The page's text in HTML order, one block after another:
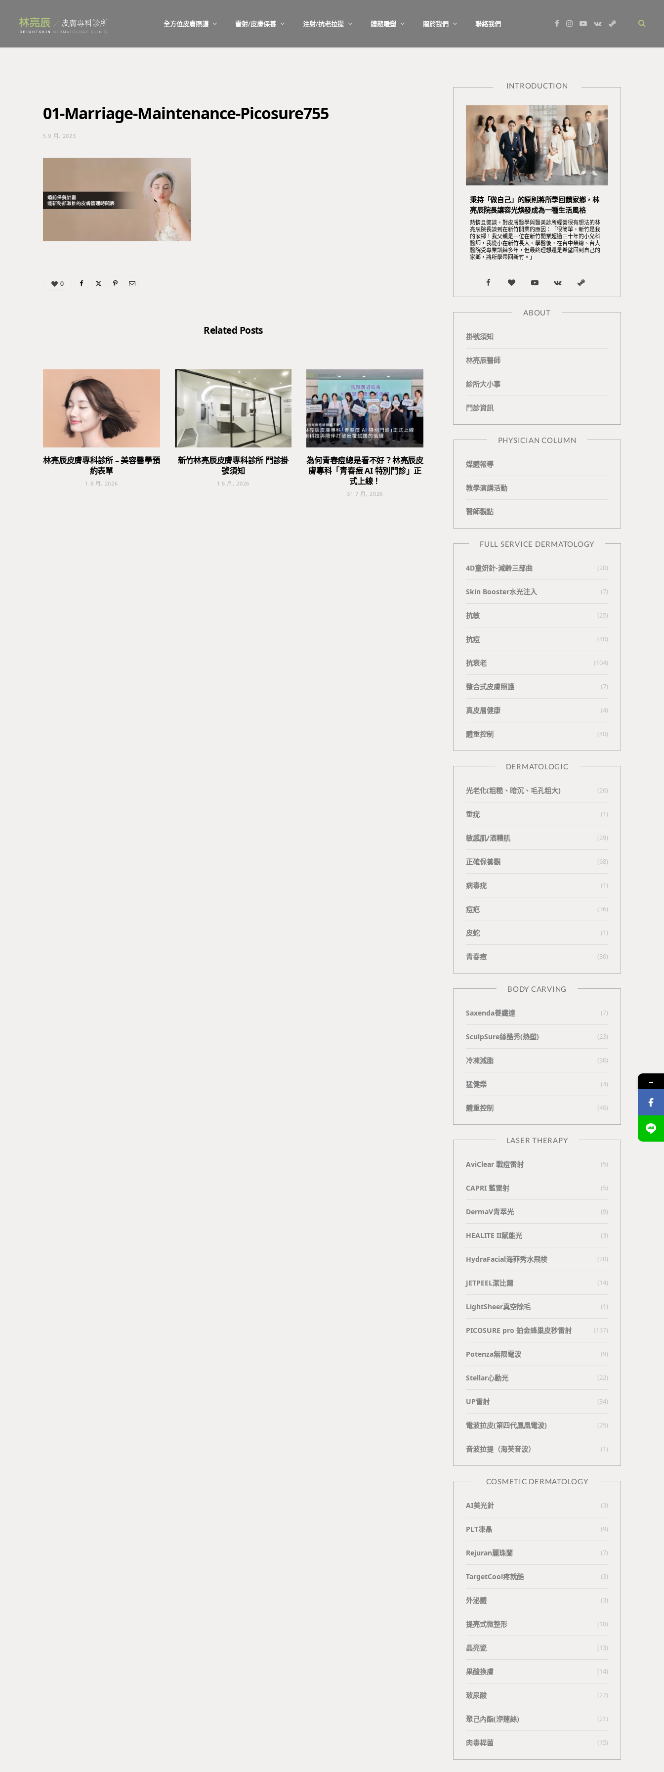
全方位皮膚照護 雷射/皮膚保養 注射/抗老拉提 體態雕塑 關於我們 聯絡我們
I
Y
V
S
01-Marriage-Maintenance-Picosure755
5 9 月, 2023
0
Related Posts
林亮辰皮膚專科診所 – 美容醫學預
約表單
1 8 月, 2026
新竹林亮辰皮膚專科診所 門診掛
號須知
1 8 月, 2026
為何青春痘總是看不好？林亮辰皮
膚專科「青春痘 AI 特別門診」正
式上線！
31 7 月, 2026
INTRODUCTION
秉持「做自己」的原則將所學回饋家鄉，林
亮辰院長讓容光煥發成為一種生活風格
熱情且健談，對皮膚醫學與醫美診所經營很有想法的林
亮辰院長談到在新竹開業的原因：「很簡單，新竹是我
的家鄉！我父親是一位在新竹開業超過三十年的小兒科
醫師，我從小在新竹長大。學醫後，在台中榮總、台大
醫院受專業訓練多年，但最終理想還是希望回到自己的
家鄉，將所學帶回新竹。」
F
a
e
b
k
B
l
n
Y
o
u
V
K
e
S
t
ABOUT
掛號須知
林亮辰醫師
診所大小事
門診資訊
PHYSICIAN COLUMN
媒體報導
教學演講活動
醫師觀點
FULL SERVICE DERMATOLOGY
4D童妍針-減齡三部曲 (20)
Skin Booster水光注入 (7)
抗敏 (25)
抗痘 (40)
抗衰老 (104)
整合式皮膚照護 (7)
真皮層健康 (4)
體重控制 (40)
DERMATOLOGIC
光老化(粗糙、暗沉、毛孔粗大) (26)
垂疣 (1)
敏感肌/酒糟肌 (29)
正確保養觀 (68)
病毒疣 (1)
痘疤 (36)
皮蛇 (1)
青春痘 (30)
BODY CARVING
Saxenda善纖達 (7)
SculpSure絲酷秀(熱塑) (23)
冷凍減脂 (30)
猛健樂 (4)
體重控制 (40)
LASER THERAPY
AviClear 戰痘雷射 (5)
CAPRI 藍雷射 (5)
DermaV青萃光 (9)
HEALITE II賦能光 (3)
HydraFacial海菲秀水飛梭 (20)
JETPEEL潔比爾 (14)
LightSheer真空除毛 (1)
PICOSURE pro 鉑金蜂巢皮秒雷射 (137)
Potenza無限電波 (9)
Stellar心動光 (22)
UP雷射 (34)
電波拉皮(第四代鳳凰電波) (25)
⾳波拉提（海芙⾳波） (1)
COSMETIC DERMATOLOGY
AI美光針 (3)
PLT凍晶 (9)
Rejuran麗珠蘭 (7)
TargetCool疼就酷 (3)
外泌體 (3)
提亮式微整形 (18)
晶亮瓷 (13)
果酸換膚 (14)
玻尿酸 (27)
聚己內酯(洢蓮絲) (21)
肉毒桿菌 (15)
→